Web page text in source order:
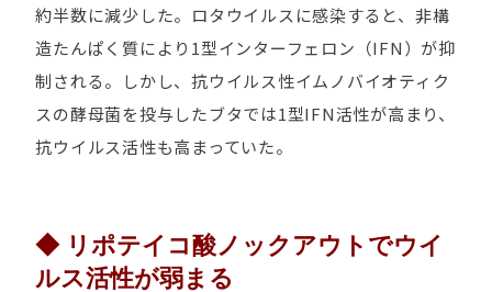
約半数に減少した。ロタウイルスに感染すると、非構
造たんぱく質により1型インターフェロン（IFN）が抑
制される。しかし、抗ウイルス性イムノバイオティク
スの酵母菌を投与したブタでは1型IFN活性が高まり、
抗ウイルス活性も高まっていた。
◆ リポテイコ酸ノックアウトでウイ
ルス活性が弱まる